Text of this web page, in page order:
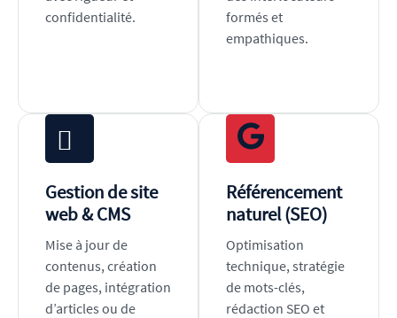
confidentialité.
formés et
empathiques.
Gestion de site
web & CMS
Mise à jour de
contenus, création
de pages, intégration
d’articles ou de
Référencement
naturel (SEO)
Optimisation
technique, stratégie
de mots-clés,
rédaction SEO et